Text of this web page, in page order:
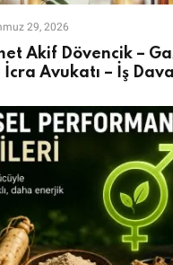
29, 2026
Akif Dövencik –
İcra Avukatı – İş